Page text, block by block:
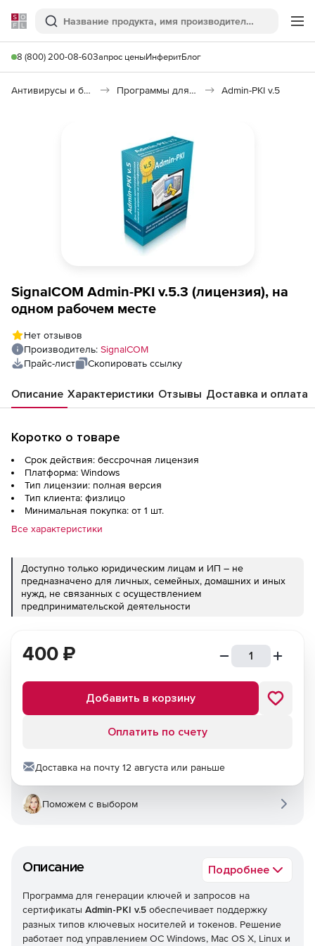
Softline
Поиск
8 (800) 200-08-60Запрос ценыИнферитБлог
Антивирусы и безопасность Программы для защиты информации Admin-PKI v.5
SignalCOM Admin-PKI v.5.3 (лицензия), на
одном рабочем месте
Нет отзывов
Производитель: SignalCOM
Прайс-лист
Скопировать ссылку
Описание Характеристики Отзывы Доставка и оплата
Коротко о товаре
Срок действия: бессрочная лицензия
Платформа: Windows
Тип лицензии: полная версия
Тип клиента: физлицо
Минимальная покупка: от 1 шт.
Все характеристики
Доступно только юридическим лицам и ИП – не
предназначено для личных, семейных, домашних и иных
нужд, не связанных с осуществлением
предпринимательской деятельности
Описание Подробнее
Программа для генерации ключей и запросов на
сертификаты Admin-PKI v.5 обеспечивает поддержку
разных типов ключевых носителей и токенов. Решение
работает под управлением ОС Windows, Mac OS X, Linux и
400 ₽
Добавить в корзину
Оплатить по счету
Доставка на почту 12 августа или раньше
Поможем с выбором